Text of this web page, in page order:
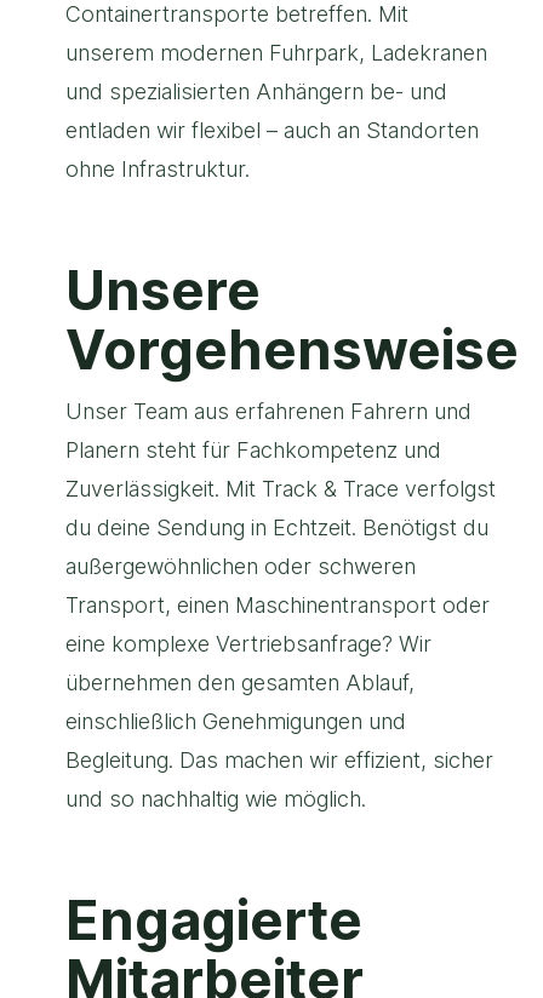
Containertransporte betreffen. Mit
unserem modernen Fuhrpark, Ladekranen
und spezialisierten Anhängern be- und
entladen wir flexibel – auch an Standorten
ohne Infrastruktur.
Unsere
Vorgehensweise
Unser Team aus erfahrenen Fahrern und
Planern steht für Fachkompetenz und
Zuverlässigkeit. Mit Track & Trace verfolgst
du deine Sendung in Echtzeit. Benötigst du
außergewöhnlichen oder schweren
Transport, einen Maschinentransport oder
eine komplexe Vertriebsanfrage? Wir
übernehmen den gesamten Ablauf,
einschließlich Genehmigungen und
Begleitung. Das machen wir effizient, sicher
und so nachhaltig wie möglich.
Engagierte
Mitarbeiter